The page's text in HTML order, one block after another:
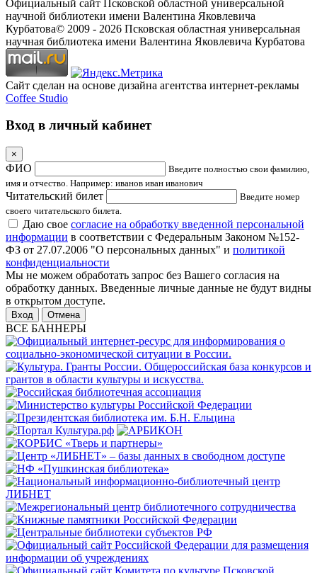
Официальный сайт Псковской областной универсальной
научной библиотеки имени Валентина Яковлевича
Курбатова© 2009 - 2026 Псковская областная универсальная
научная библиотека имени Валентина Яковлевича Курбатова
Сайт сделан на основе дизайна агентства интернет-рекламы
Coffee Studio
Вход в личный кабинет
×
ФИО
Введите полностью свои фамилию,
имя и отчество. Например: иванов иван иванович
Читательский билет
Введите номер
своего читательского билета.
Даю свое согласие на обработку введенной персональной
информации в соответствии с Федеральным Законом №152-
ФЗ от 27.07.2006 "О персональных данных" и политикой
конфиденциальности
Мы не можем обработать запрос без Вашего согласия на
обработку данных. Введенные личные данные не будут видны
в открытом доступе.
Отмена
ВСЕ БАННЕРЫ